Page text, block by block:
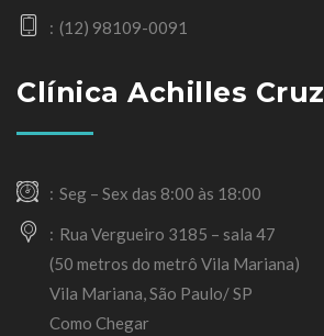
(12) 98109-0091
Clínica Achilles Cruz
Seg – Sex das 8:00 às 18:00
Rua Vergueiro 3185 – sala 47
(50 metros do metrô Vila Mariana)
Vila Mariana, São Paulo/ SP
Como Chegar